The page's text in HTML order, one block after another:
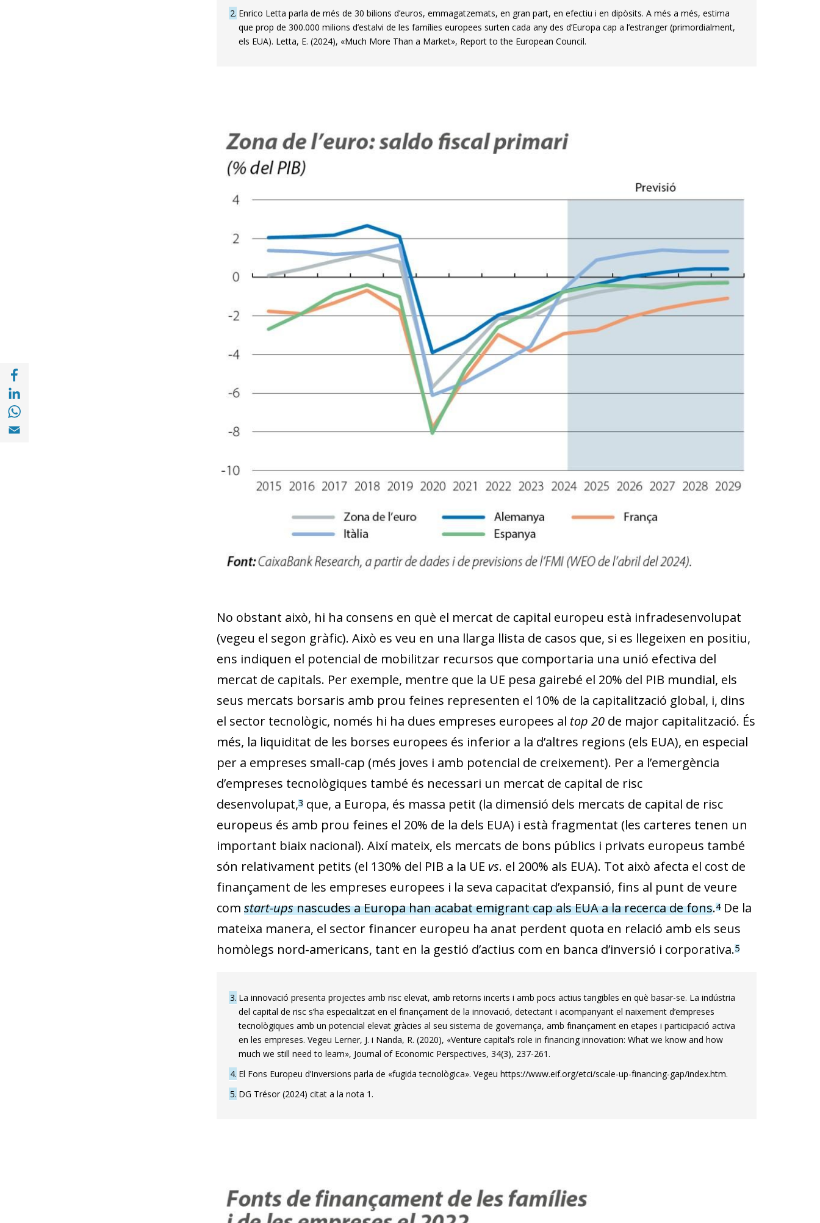
Compartir a with Linkedin (opens in a new window)
Compartir a Email (opens in a new window)
2 Enrico Letta parla de més de 30 bilions d’euros, emmagatzemats, en gran part, en efectiu i en dipòsits. A més a més, estima
que prop de 300.000 milions d’estalvi de les famílies europees surten cada any des d’Europa cap a l’estranger (primordialment,
els EUA). Letta, E. (2024), «Much More Than a Market», Report to the European Council.
No obstant això, hi ha consens en què el mercat de capital europeu està infradesenvolupat
(vegeu el segon gràfic). Això es veu en una llarga llista de casos que, si es llegeixen en positiu,
ens indiquen el potencial de mobilitzar recursos que comportaria una unió efectiva del
mercat de capitals. Per exemple, mentre que la UE pesa gairebé el 20% del PIB mundial, els
seus mercats borsaris amb prou feines representen el 10% de la capitalització global, i, dins
el sector tecnològic, només hi ha dues empreses europees al top 20de major capitalització. És
més, la liquiditat de les borses europees és inferior a la d’altres regions (els EUA), en especial
per a empreses small-cap (més joves i amb potencial de creixement). Per a l’emergència
d’empreses tecnològiques també és necessari un mercat de capital de risc
desenvolupat,3que, a Europa, és massa petit (la dimensió dels mercats de capital de risc
europeus és amb prou feines el 20% de la dels EUA) i està fragmentat (les carteres tenen un
important biaix nacional). Així mateix, els mercats de bons públics i privats europeus també
són relativament petits (el 130% del PIB a la UE vs. el 200% als EUA). Tot això afecta el cost de
finançament de les empreses europees i la seva capacitat d’expansió, fins al punt de veure
com start-upsnascudes a Europa han acabat emigrant cap als EUA a la recerca de fons.4De la
mateixa manera, el sector financer europeu ha anat perdent quota en relació amb els seus
homòlegs nord-americans, tant en la gestió d’actius com en banca d’inversió i corporativa.5
3 La innovació presenta projectes amb risc elevat, amb retorns incerts i amb pocs actius tangibles en què basar-se. La indústria
del capital de risc s’ha especialitzat en el finançament de la innovació, detectant i acompanyant el naixement d’empreses
tecnològiques amb un potencial elevat gràcies al seu sistema de governança, amb finançament en etapes i participació activa
en les empreses. Vegeu Lerner, J. i Nanda, R. (2020), «Venture capital’s role in financing innovation: What we know and how
much we still need to learn», Journal of Economic Perspectives, 34(3), 237-261.
4 El Fons Europeu d’Inversions parla de «fugida tecnològica». Vegeu https://www.eif.org/etci/scale-up-financing-gap/index.htm.
5 DG Trésor (2024) citat a la nota 1.